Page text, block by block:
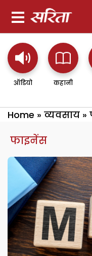
ऑडियो कहानी
Home » व्यवसाय »
फाइनेंस